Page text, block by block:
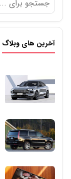
آخرین های وبلاگ